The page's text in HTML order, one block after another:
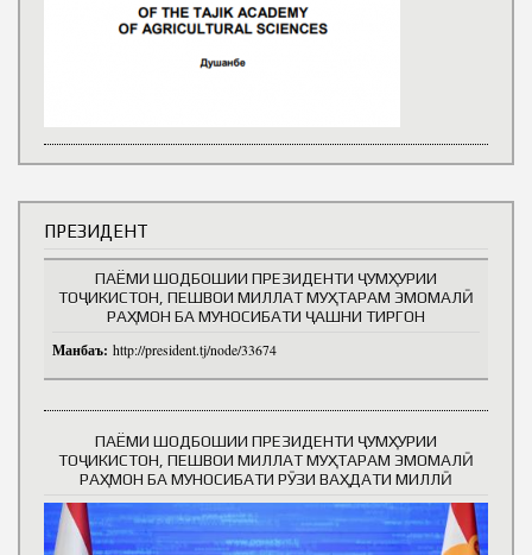
ПРЕЗИДЕНТ
ПАЁМИ ШОДБОШИИ ПРЕЗИДЕНТИ ҶУМҲУРИИ
ТОҶИКИСТОН, ПЕШВОИ МИЛЛАТ МУҲТАРАМ ЭМОМАЛӢ
РАҲМОН БА МУНОСИБАТИ ҶАШНИ ТИРГОН
Манбаъ: http://president.tj/node/33674
ПАЁМИ ШОДБОШИИ ПРЕЗИДЕНТИ ҶУМҲУРИИ
ТОҶИКИСТОН, ПЕШВОИ МИЛЛАТ МУҲТАРАМ ЭМОМАЛӢ
РАҲМОН БА МУНОСИБАТИ РӮЗИ ВАҲДАТИ МИЛЛӢ